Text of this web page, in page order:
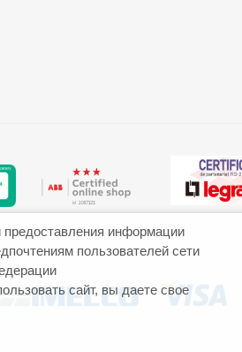
информации
пользователей сети
сайт, вы даете свое